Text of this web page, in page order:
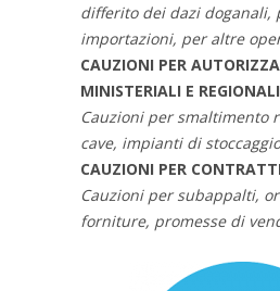
differito dei dazi doganali,
importazioni, per altre
CAUZIONI PER
MINISTERIALI E REGIONALI
Cauzioni per smaltimento
cave, impianti di
CAUZIONI PER
Cauzioni per subappalti,
forniture, promesse di